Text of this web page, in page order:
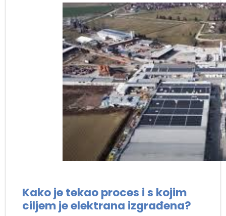
Kako je tekao proces i s kojim
ciljem je elektrana izgrađena?